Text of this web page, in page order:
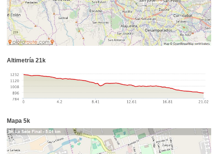
Altimetría 21k
Mapa 5k